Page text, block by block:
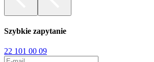
Szybkie zapytanie
22 101 00 09